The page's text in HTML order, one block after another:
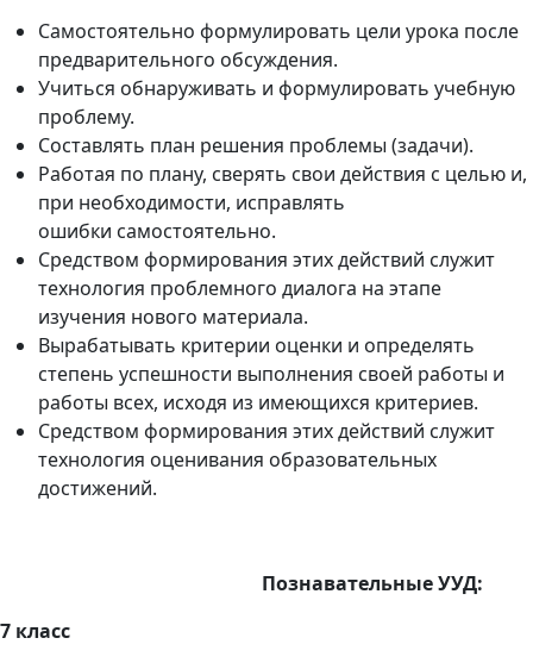
Самостоятельно формулировать цели урока после
предварительного обсуждения.
Учиться обнаруживать и формулировать учебную
проблему.
Составлять план решения проблемы (задачи).
Работая по плану, сверять свои действия с целью и,
при необходимости, исправлять
ошибки самостоятельно.
Средством формирования этих действий служит
технология проблемного диалога на этапе
изучения нового материала.
Вырабатывать критерии оценки и определять
степень успешности выполнения своей работы и
работы всех, исходя из имеющихся критериев.
Средством формирования этих действий служит
технология оценивания образовательных
достижений.
Познавательные УУД:
7 класс